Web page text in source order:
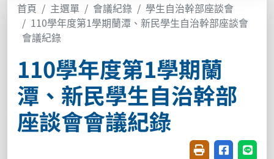
首頁 主選單 會議紀錄
學生自治幹部座談會
110學年度第1學期蘭潭、新民學生自治幹部座談會
會議紀錄
110學年度第1學期蘭
潭、新民學生自治幹部
座談會會議紀錄
友善列印(開新視
分享至臉書
分享